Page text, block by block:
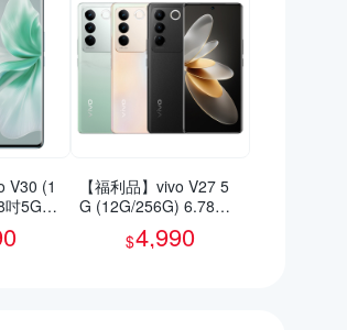
V30 (1
5G智
)
【福利品】vivo V27 5
G (12G/256G) 6.78吋
智慧型手機(9成新)
$4,990